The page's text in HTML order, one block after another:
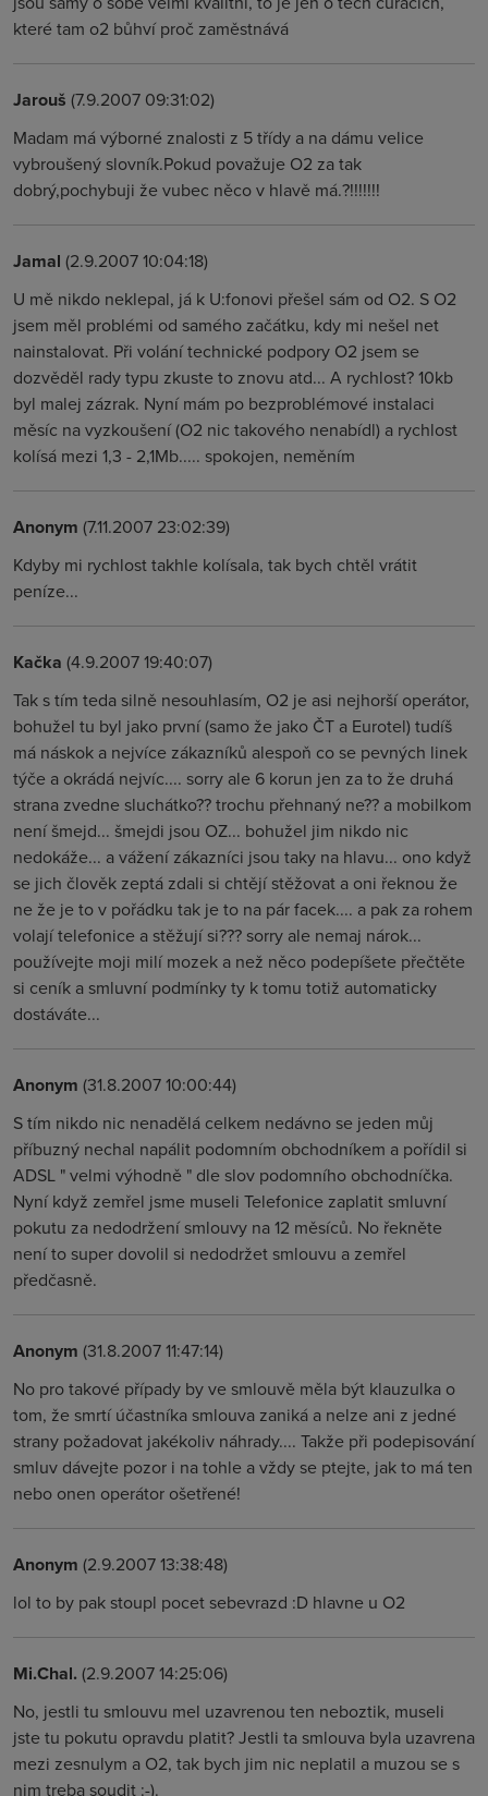
které tam o2 bůhví proč zaměstnává
Jarouš (7.9.2007 09:31:02)
Madam má výborné znalosti z 5 třídy a na dámu velice
vybroušený slovník.Pokud považuje O2 za tak
dobrý,pochybuji že vubec něco v hlavě má.?!!!!!!!
Jamal (2.9.2007 10:04:18)
U mě nikdo neklepal, já k U:fonovi přešel sám od O2. S O2
jsem měl problémi od samého začátku, kdy mi nešel net
nainstalovat. Při volání technické podpory O2 jsem se
dozvěděl rady typu zkuste to znovu atd... A rychlost? 10kb
byl malej zázrak. Nyní mám po bezproblémové instalaci
měsíc na vyzkoušení (O2 nic takového nenabídl) a rychlost
kolísá mezi 1,3 - 2,1Mb..... spokojen, neměním
Anonym (7.11.2007 23:02:39)
Kdyby mi rychlost takhle kolísala, tak bych chtěl vrátit
peníze...
Kačka (4.9.2007 19:40:07)
Tak s tím teda silně nesouhlasím, O2 je asi nejhorší operátor,
bohužel tu byl jako první (samo že jako ČT a Eurotel) tudíš
má náskok a nejvíce zákazníků alespoň co se pevných linek
týče a okrádá nejvíc.... sorry ale 6 korun jen za to že druhá
strana zvedne sluchátko?? trochu přehnaný ne?? a mobilkom
není šmejd... šmejdi jsou OZ... bohužel jim nikdo nic
nedokáže... a vážení zákazníci jsou taky na hlavu... ono když
se jich člověk zeptá zdali si chtějí stěžovat a oni řeknou že
ne že je to v pořádku tak je to na pár facek.... a pak za rohem
volají telefonice a stěžují si??? sorry ale nemaj nárok...
používejte moji milí mozek a než něco podepíšete přečtěte
si ceník a smluvní podmínky ty k tomu totiž automaticky
dostáváte...
Anonym (31.8.2007 10:00:44)
S tím nikdo nic nenadělá celkem nedávno se jeden můj
příbuzný nechal napálit podomním obchodníkem a pořídil si
ADSL " velmi výhodně " dle slov podomního obchodníčka.
Nyní když zemřel jsme museli Telefonice zaplatit smluvní
pokutu za nedodržení smlouvy na 12 měsíců. No řekněte
není to super dovolil si nedodržet smlouvu a zemřel
předčasně.
Anonym (31.8.2007 11:47:14)
No pro takové případy by ve smlouvě měla být klauzulka o
tom, že smrtí účastníka smlouva zaniká a nelze ani z jedné
strany požadovat jakékoliv náhrady.... Takže při podepisování
smluv dávejte pozor i na tohle a vždy se ptejte, jak to má ten
nebo onen operátor ošetřené!
Anonym (2.9.2007 13:38:48)
lol to by pak stoupl pocet sebevrazd :D hlavne u O2
Mi.Chal. (2.9.2007 14:25:06)
No, jestli tu smlouvu mel uzavrenou ten neboztik, museli
jste tu pokutu opravdu platit? Jestli ta smlouva byla uzavrena
mezi zesnulym a O2, tak bych jim nic neplatil a muzou se s
nim treba soudit :-).